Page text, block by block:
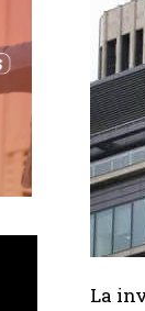
La